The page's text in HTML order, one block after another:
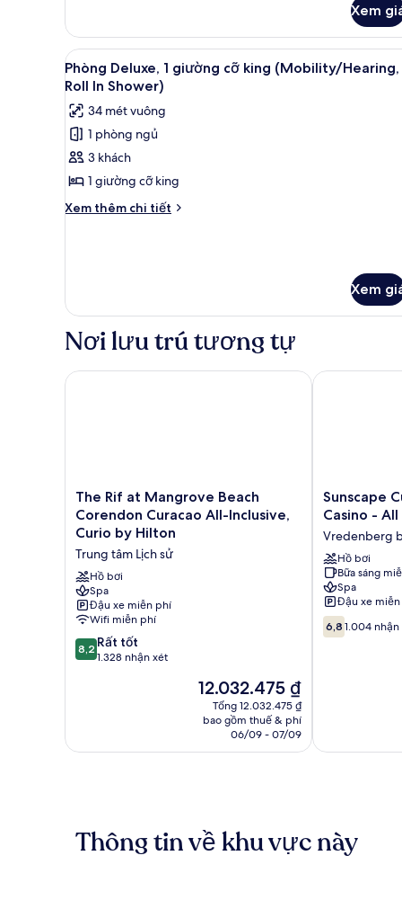
Suite,
giường
cỡ
king
(Penthouse
Suite)
Xem
Xem
tất
cả
ảnh
Phòng
Deluxe,
1
giường
In
Shower)
Phòng Deluxe, 1 giường cỡ
13
Phòng Deluxe, 1 giường cỡ king (Mobility/Hearing,
Roll In Shower)
34 mét vuông
1 phòng ngủ
3 khách
1 giường cỡ king
Xem thêm chi tiết
Chi
1
giường
cỡ
king
(Mobility/Hearing,
Roll
Xem
Nơi lưu trú tương tự
The
Rif
at
Mangrove
Beach
Corendon
Curacao
All-
Inclusive,
Curio
by
The Rif at Mangrove Beach
Corendon Curacao All-Inclusive,
Curio by Hilton
Trung tâm Lịch sử
Hồ bơi
Spa
Đậu xe miễn phí
Wifi miễn phí
8.2
trên
xét
8,2 Rất tốt
1.328 nhận xét
Giá
hiện
tại
12.032.475 ₫
12.032.475 ₫
Tổng 12.032.475 ₫
bao gồm thuế & phí
06/09 - 07/09
The Rif at Mangrove Beach Corendon Curacao All-
Sunscape
Curacao
Spa
&
Casino
-
All
Inclusive
Vredenberg
Sunscape
Casino -
Vredenberg
Hồ bơi
Bữa sáng
Spa
Đậu xe
6.8
trên
6,8 1.004 nhận
Sunscape
Thông tin về khu vực này